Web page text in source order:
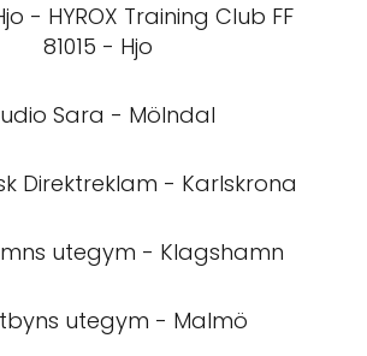
- HYROX Training Club FF
81015 - Hjo
Sara - Mölndal
Direktreklam - Karlskrona
utegym - Klagshamn
utegym - Malmö